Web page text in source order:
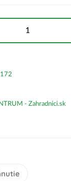
- Zahradnici.sk